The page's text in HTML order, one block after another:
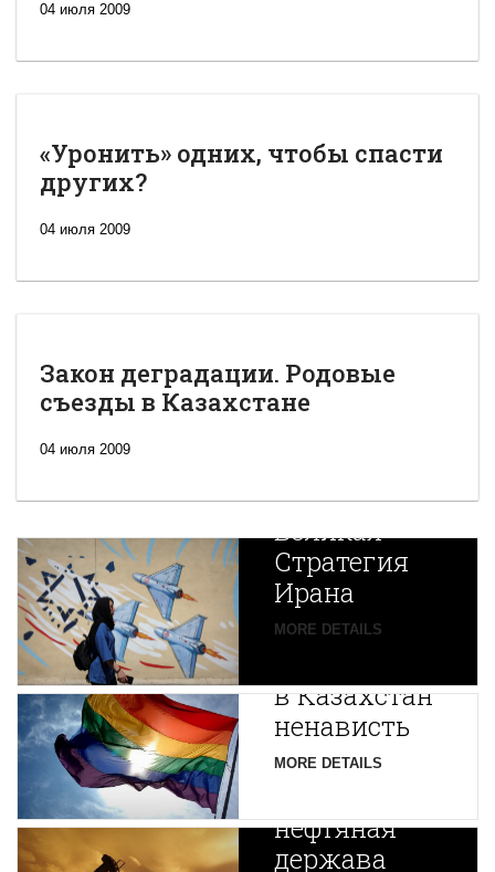
04 июля 2009
«Уронить» одних, чтобы спасти
других?
04 июля 2009
Закон деградации. Родовые
съезды в Казахстане
04 июля 2009
Новая
Великая
Стратегия
Ирана
MORE DETAILS
Путин
в Казахстан
ненависть
MORE DETAILS
Центральной
Азии
зарождается
нефтяная
держава